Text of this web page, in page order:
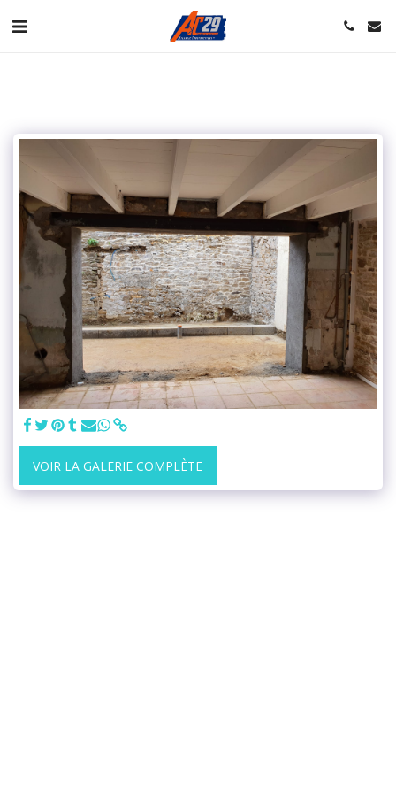
VOIR LA GALERIE COMPLÈTE